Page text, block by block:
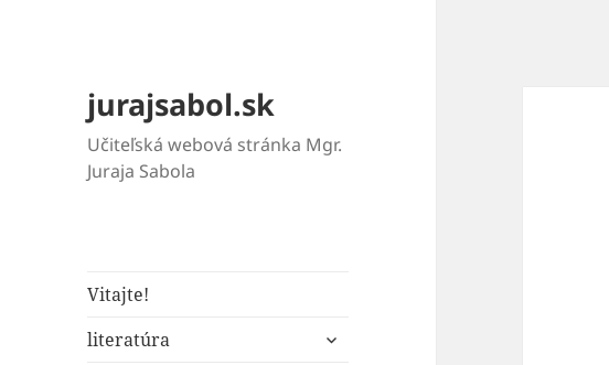
jurajsabol.sk
Učiteľská webová stránka Mgr.
Juraja Sabola
Vitajte!
literatúra
rozbaliť